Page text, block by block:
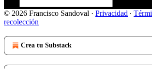
© 2026 Francisco Sandoval · Privacidad ∙
recolección
Crea tu Substack